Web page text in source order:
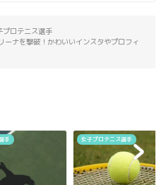
プロテニス選手
ーナを撃破！かわいいインスタやプロフィ
手 女子プロテニス選手